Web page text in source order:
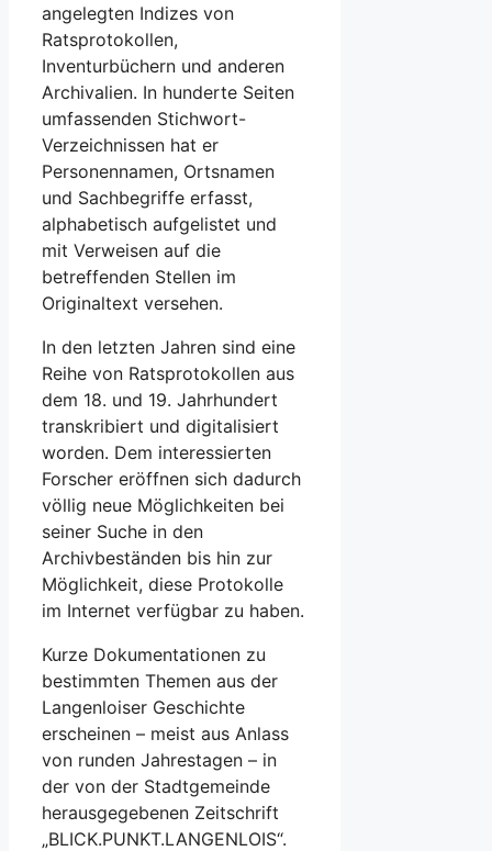
angelegten Indizes von
Ratsprotokollen,
Inventurbüchern und anderen
Archivalien. In hunderte Seiten
umfassenden Stichwort-
Verzeichnissen hat er
Personennamen, Ortsnamen
und Sachbegriffe erfasst,
alphabetisch aufgelistet und
mit Verweisen auf die
betreffenden Stellen im
Originaltext versehen.
In den letzten Jahren sind eine
Reihe von Ratsprotokollen aus
dem 18. und 19. Jahrhundert
transkribiert und digitalisiert
worden. Dem interessierten
Forscher eröffnen sich dadurch
völlig neue Möglichkeiten bei
seiner Suche in den
Archivbeständen bis hin zur
Möglichkeit, diese Protokolle
im Internet verfügbar zu haben.
Kurze Dokumentationen zu
bestimmten Themen aus der
Langenloiser Geschichte
erscheinen – meist aus Anlass
von runden Jahrestagen – in
der von der Stadtgemeinde
herausgegebenen Zeitschrift
„BLICK.PUNKT.LANGENLOIS“.